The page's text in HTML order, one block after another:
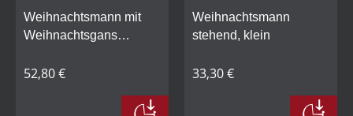
Weihnachtsmann mit
Weihnachtsgans
52,80 €
Weihnachtsmann
stehend, klein
33,30 €